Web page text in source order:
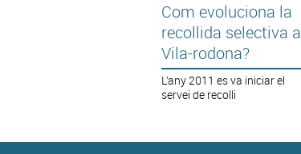
Com evoluciona la
recollida selectiva a
Vila-rodona?
L’any 2011 es va iniciar el
servei de recolli